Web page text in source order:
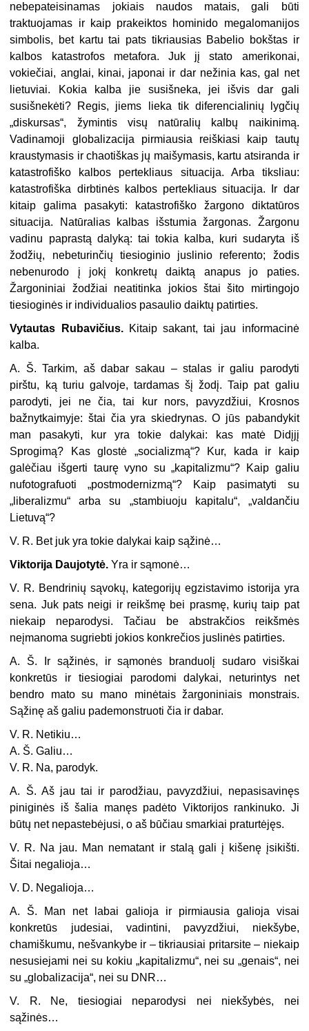
nebepateisinamas jokiais naudos matais, gali būti
traktuojamas ir kaip prakeiktos hominido megalomanijos
simbolis, bet kartu tai pats tikriausias Babelio bokštas ir
kalbos katastrofos metafora. Juk jį stato amerikonai,
vokiečiai, anglai, kinai, japonai ir dar nežinia kas, gal net
lietuviai. Kokia kalba jie susišneka, jei išvis dar gali
susišnekėti? Regis, jiems lieka tik diferencialinių lygčių
„diskursas“, žymintis visų natūralių kalbų naikinimą.
Vadinamoji globalizacija pirmiausia reiškiasi kaip tautų
kraustymasis ir chaotiškas jų maišymasis, kartu atsiranda ir
katastrofiško kalbos pertekliaus situacija. Arba tiksliau:
katastrofiška dirbtinės kalbos pertekliaus situacija. Ir dar
kitaip galima pasakyti: katastrofiško žargono diktatūros
situacija. Natūralias kalbas išstumia žargonas. Žargonu
vadinu paprastą dalyką: tai tokia kalba, kuri sudaryta iš
žodžių, nebeturinčių tiesioginio juslinio referento; žodis
nebenurodo į jokį konkretų daiktą anapus jo paties.
Žargoniniai žodžiai neatitinka jokios štai šito mirtingojo
tiesioginės ir individualios pasaulio daiktų patirties.
Vytautas Rubavičius.Kitaip sakant, tai jau informacinė
kalba.
A. Š. Tarkim, aš dabar sakau – stalas ir galiu parodyti
pirštu, ką turiu galvoje, tardamas šį žodį. Taip pat galiu
parodyti, jei ne čia, tai kur nors, pavyzdžiui, Krosnos
bažnytkaimyje: štai čia yra skiedrynas. O jūs pabandykit
man pasakyti, kur yra tokie dalykai: kas matė Didįjį
Sprogimą? Kas glostė „socializmą“? Kur, kada ir kaip
galėčiau išgerti taurę vyno su „kapitalizmu“? Kaip galiu
nufotografuoti „postmodernizmą“? Kaip pasimatyti su
„liberalizmu“ arba su „stambiuoju kapitalu“, „valdančiu
Lietuvą“?
V. R. Bet juk yra tokie dalykai kaip sąžinė…
Viktorija Daujotytė. Yra ir sąmonė…
V. R. Bendrinių sąvokų, kategorijų egzistavimo istorija yra
sena. Juk pats neigi ir reikšmę bei prasmę, kurių taip pat
niekaip neparodysi. Tačiau be abstrakčios reikšmės
neįmanoma sugriebti jokios konkrečios juslinės patirties.
A. Š. Ir sąžinės, ir sąmonės branduolį sudaro visiškai
konkretūs ir tiesiogiai parodomi dalykai, neturintys net
bendro mato su mano minėtais žargoniniais monstrais.
Sąžinę aš galiu pademonstruoti čia ir dabar.
V. R. Netikiu…
A. Š. Galiu…
V. R. Na, parodyk.
A. Š. Aš jau tai ir parodžiau, pavyzdžiui, nepasisavinęs
piniginės iš šalia manęs padėto Viktorijos rankinuko. Ji
būtų net nepastebėjusi, o aš būčiau smarkiai praturtėjęs.
V. R. Na jau. Man nematant ir stalą gali į kišenę įsikišti.
Šitai negalioja…
V. D. Negalioja…
A. Š. Man net labai galioja ir pirmiausia galioja visai
konkretūs judesiai, vadintini, pavyzdžiui, niekšybe,
chamiškumu, nešvankybe ir – tikriausiai pritarsite – niekaip
nesusiejami nei su kokiu „kapitalizmu“, nei su „genais“, nei
su „globalizacija“, nei su DNR…
V. R. Ne, tiesiogiai neparodysi nei niekšybės, nei
sąžinės…